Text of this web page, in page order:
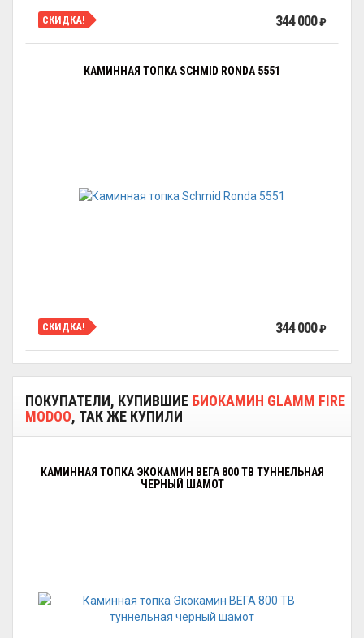
СКИДКА! 344 000₽
КАМИННАЯ ТОПКА SCHMID RONDA 5551
СКИДКА! 344 000₽
ПОКУПАТЕЛИ, КУПИВШИЕ БИОКАМИН GLAMM FIRE
MODOO, ТАК ЖЕ КУПИЛИ
КАМИННАЯ ТОПКА ЭКОКАМИН ВЕГА 800 TB ТУННЕЛЬНАЯ
ЧЕРНЫЙ ШАМОТ